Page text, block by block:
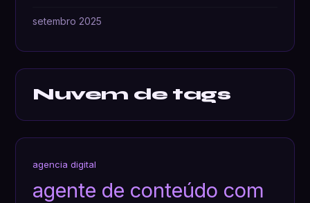
setembro 2025
Nuvem de tags
agencia digital
agente de conteúdo com